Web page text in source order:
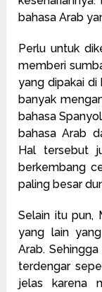
bahasa Arab
Perlu untuk
memberi
yang dipakai di
banyak
bahasa
bahasa Arab
Hal tersebut
berkembang
paling besar
Selain itu pun,
yang lain
Arab.
terdengar
jelas karena